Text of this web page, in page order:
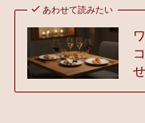
あわせて読みたい
せ